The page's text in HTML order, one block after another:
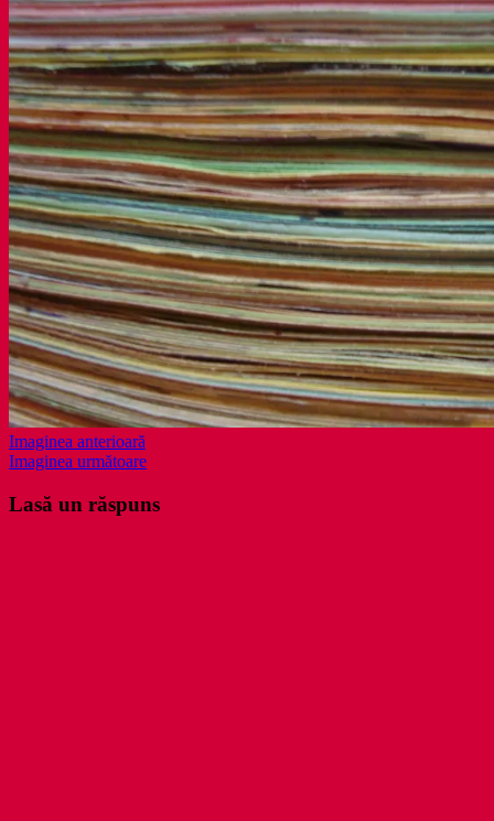
Imaginea anterioară
Imaginea următoare
Lasă un răspuns